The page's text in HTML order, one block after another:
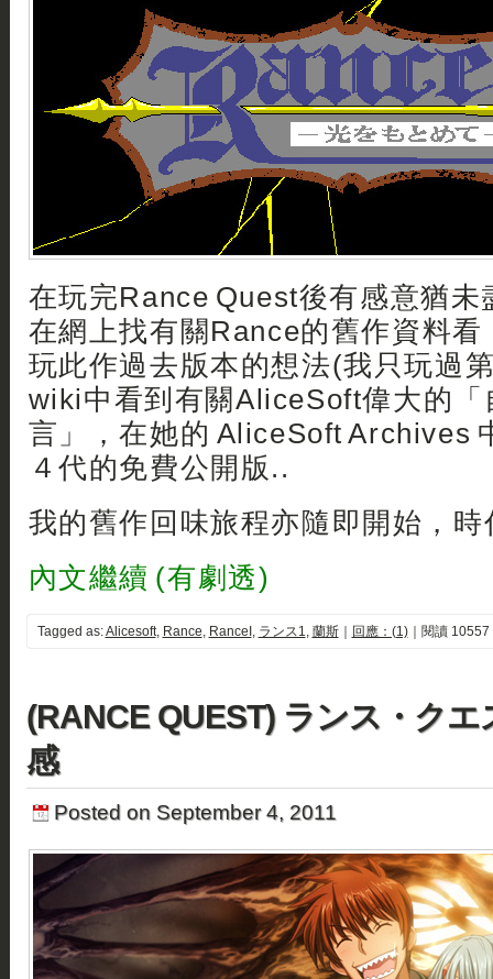
在玩完Rance Quest後有感意猶未
在網上找有關Rance的舊作資料看
玩此作過去版本的想法(我只玩過
wiki中看到有關AliceSoft偉大的「
言」，在她的 AliceSoft Archives
４代的免費公開版..
我的舊作回味旅程亦隨即開始，
內文繼續 (有劇透)
Tagged as:Alicesoft, Rance, RanceI , ランス1, 蘭斯｜ 回應：(1)｜閱讀 10557
(RANCE QUEST) ランス・クエ
感
Posted on September 4, 2011